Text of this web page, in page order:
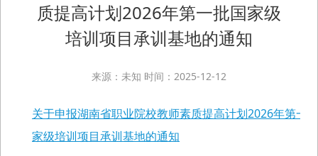
质提高计划2026年第一批国家级
培训项目承训基地的通知
来源：未知 时间：2025-12-12
关于申报湖南省职业院校教师素质提高计划2026年第一
家级培训项目承训基地的通知